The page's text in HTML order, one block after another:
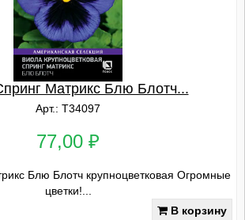
Матрикс Блю Блотч...
Арт.: Т34097
77,00 ₽
Блю Блотч крупноцветковая Огромные
цветки!...
В корзину